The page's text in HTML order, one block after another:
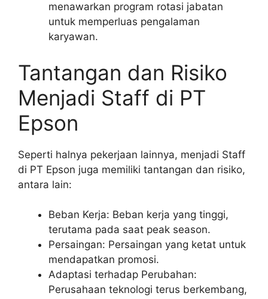
menawarkan program rotasi jabatan
untuk memperluas pengalaman
karyawan.
Tantangan dan Risiko
Menjadi Staff di PT
Epson
Seperti halnya pekerjaan lainnya, menjadi Staff
di PT Epson juga memiliki tantangan dan risiko,
antara lain:
Beban Kerja: Beban kerja yang tinggi,
terutama pada saat peak season.
Persaingan: Persaingan yang ketat untuk
mendapatkan promosi.
Adaptasi terhadap Perubahan:
Perusahaan teknologi terus berkembang,